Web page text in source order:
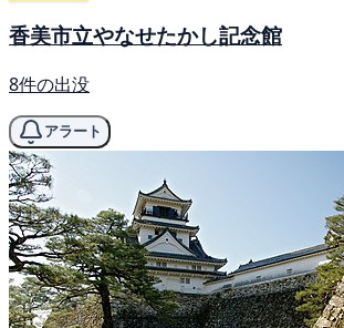
香美市立やなせたかし記念館
8件の出没
アラート